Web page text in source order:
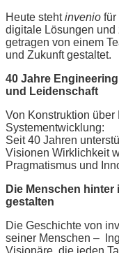
Heute stehtinvenio für
digitale Lösungen
getragen von einem
und Zukunft gestaltet.
40 Jahre
und Leidenschaft
Von Konstruktion
Systementwicklung:
Seit 40 Jahren
Visionen Wirklichkeit
Pragmatismus und
Die Menschen
gestalten
Die Geschichte von
seiner Menschen –
Visionäre, die jeden